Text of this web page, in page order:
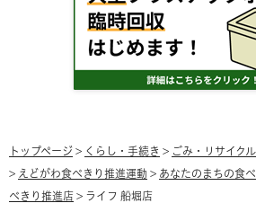
トップページ > くらし・手続き > ごみ・リサイクル
> えどがわ食べきり推進運動 > あなたのまちの食
べきり推進店 > ライフ 船堀店